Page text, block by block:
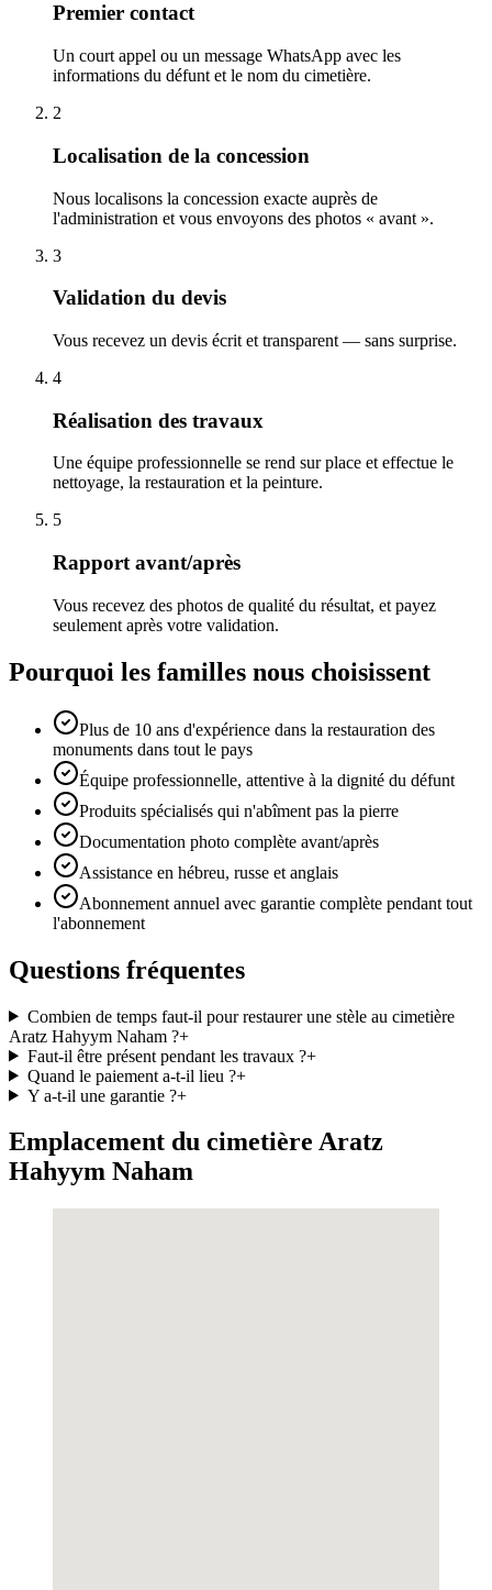
Premier contact
Un court appel ou un message WhatsApp avec les
informations du défunt et le nom du cimetière.
2
Localisation de la concession
Nous localisons la concession exacte auprès de
l'administration et vous envoyons des photos « avant ».
3
Validation du devis
Vous recevez un devis écrit et transparent — sans surprise.
4
Réalisation des travaux
Une équipe professionnelle se rend sur place et effectue le
nettoyage, la restauration et la peinture.
5
Rapport avant/après
Vous recevez des photos de qualité du résultat, et payez
seulement après votre validation.
Pourquoi les familles nous choisissent
Plus de 10 ans d'expérience dans la restauration des
monuments dans tout le pays
Équipe professionnelle, attentive à la dignité du défunt
Produits spécialisés qui n'abîment pas la pierre
Documentation photo complète avant/après
Assistance en hébreu, russe et anglais
Abonnement annuel avec garantie complète pendant tout
l'abonnement
Questions fréquentes
Combien de temps faut-il pour restaurer une stèle au cimetière
Aratz Hahyym Naham ?+
Faut-il être présent pendant les travaux ?+
Quand le paiement a-t-il lieu ?+
Y a-t-il une garantie ?+
Emplacement du cimetière Aratz
Hahyym Naham